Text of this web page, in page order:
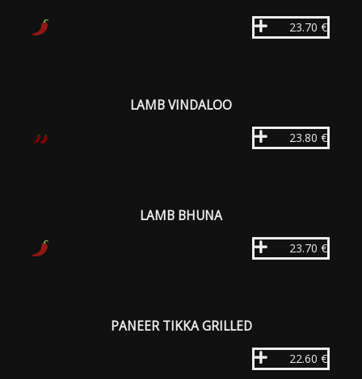
23.70 €
LAMB VINDALOO
23.80 €
LAMB BHUNA
23.70 €
PANEER TIKKA GRILLED
22.60 €